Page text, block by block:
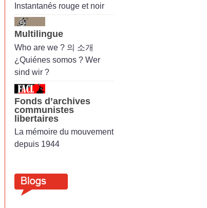
Instantanés rouge et noir
Multilingue
Who are we ? 의 소개
¿Quiénes somos ? Wer
sind wir ?
Fonds d’archives
communistes
libertaires
La mémoire du mouvement
depuis 1944